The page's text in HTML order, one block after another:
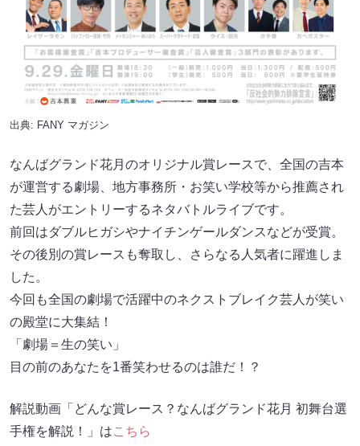
出典: FANY マガジン
なんばグランド花月のオリジナル賞レースで、全国の吉本
が運営する劇場、地方事務所・お笑い学校等から推薦され
た芸人がエントリーするネタバトルライブです。
前回はダブルヒガシやナイチンゲールダンスなどが受賞。
その後別の賞レースも奪取し、さらなる人気者に躍進しま
した。
今回も全国の劇場で活躍中のネクストブレイク芸人が笑い
の殿堂に大集結！
「劇場＝生の笑い」
目の前のあなたを1番笑わせるのは誰だ！？
解説動画「どんな賞レース？なんばグランド花月 初舞台選
手権を解説！」はこちら